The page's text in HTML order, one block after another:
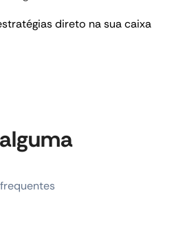
direto na sua caixa